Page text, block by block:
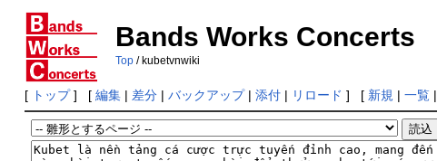
Bands Works Concerts
Top/ kubetvnwiki
[ トップ] [ 編集| 差分| バックアップ| 添付| リロード ] [ 新規 | 一覧|